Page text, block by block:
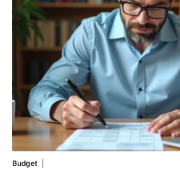
Budget